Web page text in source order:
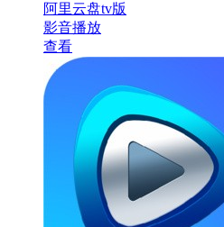
阿里云盘tv版
影音播放
查看